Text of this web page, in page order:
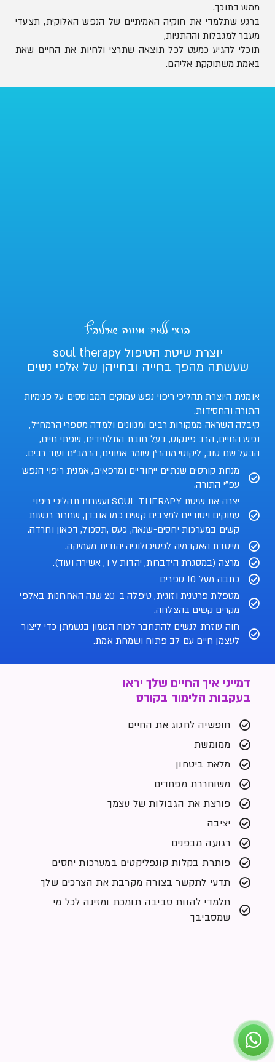
ממש בתוכך.
ברגע שתלמדי את חוקיה האמיתיים של הנפש האלוקית, תצעדי
מעבר למגבלות וההתניות,
תוכלי להגיע כמעט לכל תוצאה שתרצי ולחיות את החיים שאת
באמת משתוקקת אליהם.
בואי ללמוד מחוה שמילוביץ
יוצרת שיטת הטיפול soul therapy
שעשתה מהפך בחייה ובחייהן של אלפי נשים
אומנית היוצרת תהליכי ריפוי נפש עמוקים המבוססים על פנימיות
התורה והחסידות.
קיבלה השראה ממקורות רבים ומגוונים ולמדה מספרי הרמח”ל,
נפש החיים, הרב פינקוס, בעל חובת התלמידים, שפתי חיים,
הבעל שם טוב, ליקוטי מוהר”ן שומר אמונים, הרמב”ם ועוד רבים.
מנחת קורסים שנתיים ייחודיים ומרפאים, אמנית ריפוי הנפש
עפ"י התורה.
יצרה את שיטת SOUL THERAPY ועשרות תהליכי ריפוי
עמוקים ויסודיים למצבים קשים כמו אובדן, שחרור רגשות
קשים במערכות יחסים-שנאה, כעס ,תסכול, דכאון וחרדה.
מייסדת האקדמיה לפסיכולוגיה יהודית מעמיקה.
מרצה (במסגרת הידברות, יהדות TV, אשירה ועוד).
כתבה מעל 10 ספרים
מטפלת פרטנית וזוגית, טיפלה ב-20 שנה האחרונות באלפי
מקרים קשים בהצלחה.
חוה עוזרת לנשים להתחבר לכוח הטמון בנשמתן כדי ליצור
לעצמן חיים עם לב פתוח ושמחת אמת.
דמייני איך החיים שלך יראו
בעקבות הלימוד בקורס
חופשיה לחגוג את החיים
ממומשת
מלאת ביטחון
משוחררת מפחדים
פורצת את הגבולות של עצמך
יציבה
רגועה מבפנים
פותרת בקלות קונפליקטים במערכות יחסים
תדעי לתקשר בצורה מקרבת את הצרכים שלך
תלמדי להוות סביבה תומכת ומזינה לכל מי
שמסביבך